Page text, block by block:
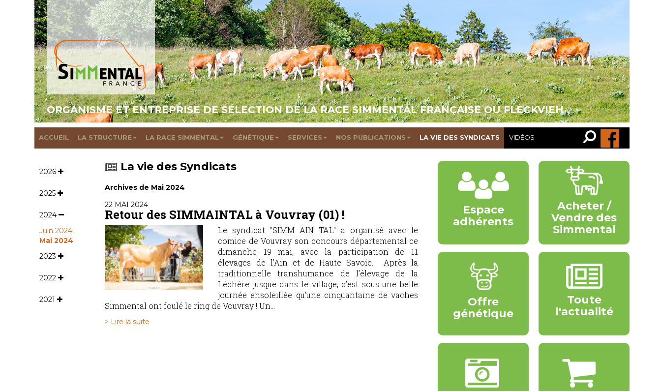
ORGANISME ET ENTREPRISE DE SÉLECTION DE LA RACE SIMMENTAL FRANÇAISE OU FLECKVIEH
ACCUEIL LA STRUCTURE LA RACE SIMMENTAL GÉNÉTIQUE SERVICES NOS PUBLICATIONS LA VIE DES SYNDICATS VIDÉOS
Recherche…
Rechercher
2026
2025
2024
Juin 2024
Mai 2024
2023
2022
2021
La vie des Syndicats
Archives de Mai 2024
22 MAI 2024
Retour des SIMMAINTAL à Vouvray (01) !
Le syndicat "SIMM AIN TAL" a organisé avec le
comice de Vouvray son concours départemental ce
dimanche 19 mai, avec la participation de 11
élevages de l’Ain et de Haute Savoie. Après la
traditionnelle transhumance de l’élevage de la
Léchère jusque dans le village, c’est sous une belle
journée ensoleillée qu’une cinquantaine de vaches
Simmental ont foulé le ring de Vouvray ! Un...
> Lire la suite
Espace
adhérents
Acheter /
Vendre des
Simmental
Offre
génétique
Toute
l'actualité